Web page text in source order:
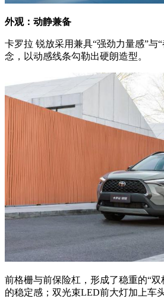
外观：动静兼备
卡罗拉 锐放采用兼具“强劲力量感”与
念，以动感线条勾勒出硬朗造型。
前格栅与前保险杠，形成了稳重的“双
的稳定感；双光束LED前大灯加上车